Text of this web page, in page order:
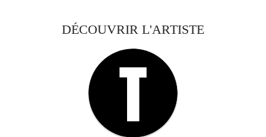
DÉCOUVRIR L'ARTISTE